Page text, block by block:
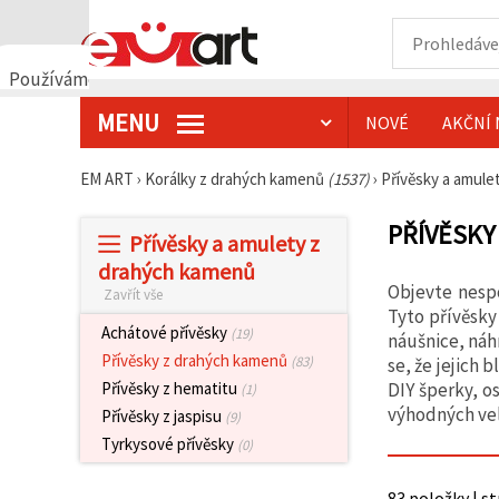
Používáme
MENU NOVÉ AKČNÍ
EM ART › Korálky z drahých kamenů (1537)› Přívěsky a
Přívěsky a amulety z
drahých kamenů
Zavřít vše
Achátové přívěsky (19)
Přívěsky z drahých kamenů (83)
Přívěsky z hematitu (1)
Přívěsky z jaspisu (9)
Tyrkysové přívěsky (0)
Objevte
Tyto
náušnice,
se, že jejich
DIY šperky,
výhodných